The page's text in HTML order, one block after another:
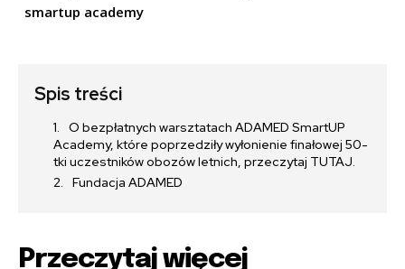
smartup academy
Spis treści
O bezpłatnych warsztatach ADAMED SmartUP
Academy, które poprzedziły wyłonienie finałowej 50-
tki uczestników obozów letnich, przeczytaj TUTAJ.
Fundacja ADAMED
Przeczytaj więcej